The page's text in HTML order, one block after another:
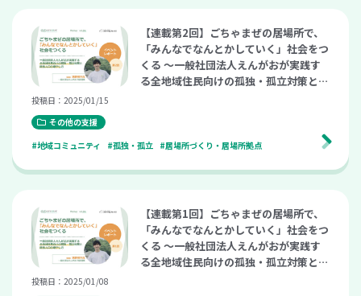
【連載第2回】ごちゃまぜの居場所で、
「みんなでなんとかしていく」社会をつ
くる 〜一般社団法人えんがおが実践す
る全地域住民向けの孤独・孤立対策と関
投稿日：2025/01/15
その他の支援
#地域コミュニティ
#孤独・孤立 #居場所づくり・居場所拠点
【連載第1回】ごちゃまぜの居場所で、
「みんなでなんとかしていく」社会をつ
くる 〜一般社団法人えんがおが実践す
る全地域住民向けの孤独・孤立対策と関
投稿日：2025/01/08